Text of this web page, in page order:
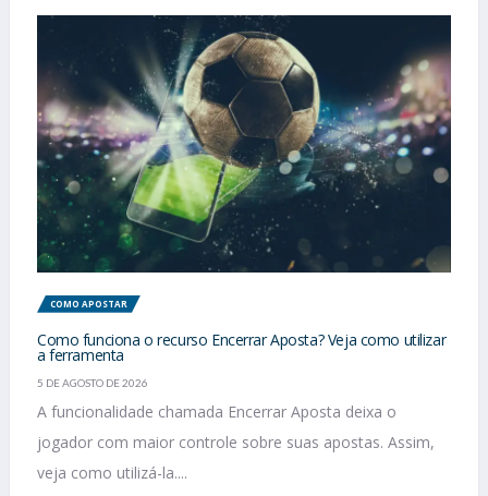
COMO APOSTAR
Como funciona o recurso Encerrar Aposta? Veja como utilizar
a ferramenta
5 DE AGOSTO DE 2026
A funcionalidade chamada Encerrar Aposta deixa o
jogador com maior controle sobre suas apostas. Assim,
veja como utilizá-la....